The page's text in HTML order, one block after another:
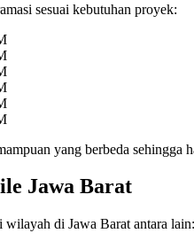
sesuai kebutuhan proyek:
yang berbeda sehingga
Jawa Barat
di Jawa Barat antara lain: